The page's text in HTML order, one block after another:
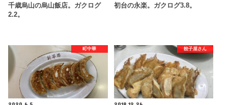
千歳烏山の烏山飯店。ガクログ
2.2。
初台の永楽。ガクログ3.8。
町中華 餃子屋さん